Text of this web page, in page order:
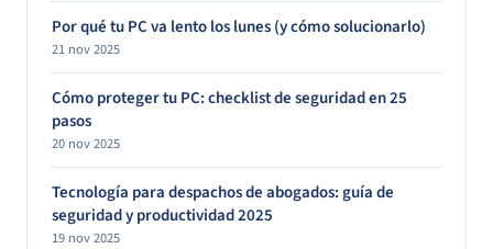
Por qué tu PC va lento los lunes (y cómo solucionarlo)
21 nov 2025
Cómo proteger tu PC: checklist de seguridad en 25
pasos
20 nov 2025
Tecnología para despachos de abogados: guía de
seguridad y productividad 2025
19 nov 2025